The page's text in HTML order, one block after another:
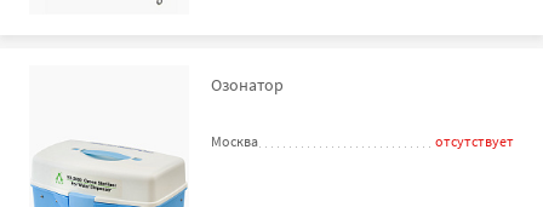
Озонатор
Москва отсутствует